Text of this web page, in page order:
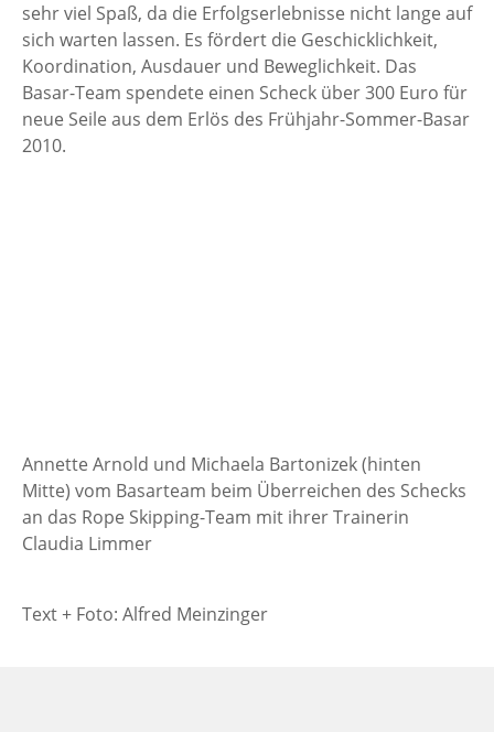
sehr viel Spaß, da die Erfolgserlebnisse nicht lange auf
sich warten lassen. Es fördert die Geschicklichkeit,
Koordination, Ausdauer und Beweglichkeit. Das
Basar-Team spendete einen Scheck über 300 Euro für
neue Seile aus dem Erlös des Frühjahr-Sommer-Basar
2010.
Annette Arnold und Michaela Bartonizek (hinten
Mitte) vom Basarteam beim Überreichen des Schecks
an das Rope Skipping-Team mit ihrer Trainerin
Claudia Limmer
Text + Foto: Alfred Meinzinger